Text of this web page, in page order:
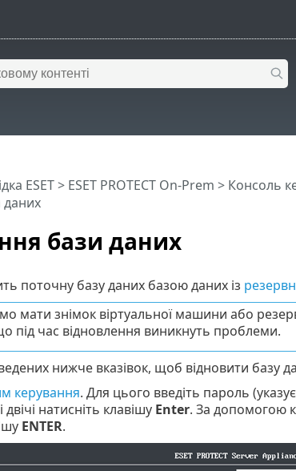
бази даних
ESET> ESET PROTECT On-Prem > Консоль
даних
поточну базу даних базою даних із
мати знімок віртуальної машини або
під час відновлення виникнуть проблеми.
нижче вказівок, щоб відновити базу
керування. Для цього введіть пароль
двічі натисніть клавішу Enter. За допомогою
ENTER.